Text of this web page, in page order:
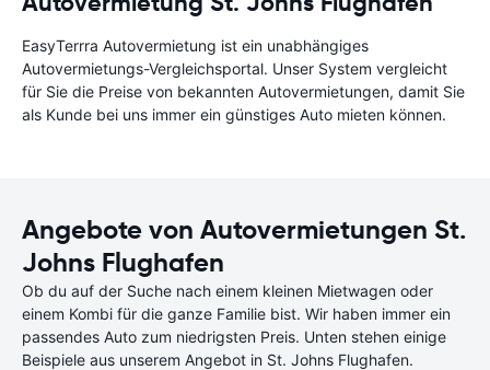
EasyTerrra Autovermietung ist ein unabhängiges
Autovermietungs-Vergleichsportal. Unser System vergleicht
für Sie die Preise von bekannten Autovermietungen, damit Sie
als Kunde bei uns immer ein günstiges Auto mieten können.
Angebote von Autovermietungen St.
Johns Flughafen
Ob du auf der Suche nach einem kleinen Mietwagen oder
einem Kombi für die ganze Familie bist. Wir haben immer ein
passendes Auto zum niedrigsten Preis. Unten stehen einige
Beispiele aus unserem Angebot in St. Johns Flughafen.